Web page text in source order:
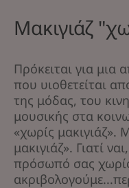
Μακιγιάζ
Πρόκειται για μια
που υιοθετείται
της μόδας, του
μουσικής στα
«χωρίς μακιγιάζ».
μακιγιάζ». Γιατί
πρόσωπό σας χωρίς